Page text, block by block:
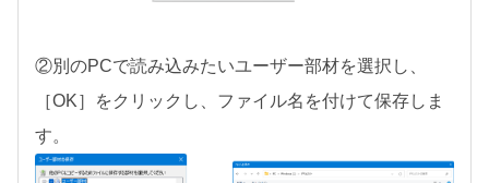
②別のPCで読み込みたいユーザー部材を選択し、
［OK］をクリックし、ファイル名を付けて保存しま
す。